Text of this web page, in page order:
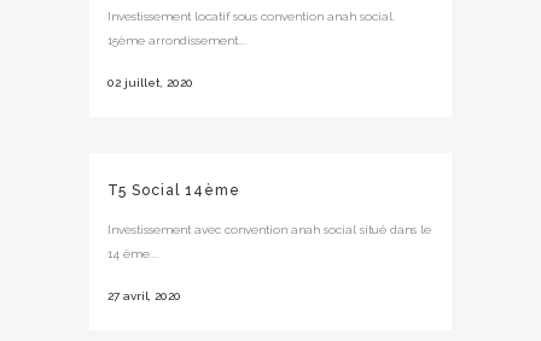
Investissement locatif sous convention anah social.
15ème arrondissement....
02 juillet, 2020
T5 Social 14ème
Investissement avec convention anah social situé dans le
14 ème....
27 avril, 2020